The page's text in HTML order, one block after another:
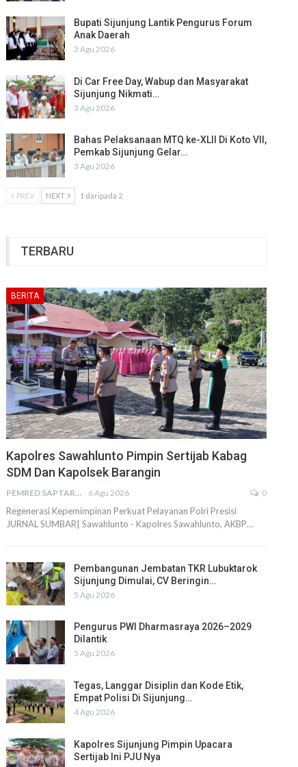
Bupati Sijunjung Lantik Pengurus Forum
Anak Daerah
3 Agu 2026
Di Car Free Day, Wabup dan Masyarakat
Sijunjung Nikmati…
3 Agu 2026
Bahas Pelaksanaan MTQ ke-XLII Di Koto VII,
Pemkab Sijunjung Gelar…
3 Agu 2026
PREV NEXT 1 daripada 2
TERBARU
BERITA
Kapolres Sawahlunto Pimpin Sertijab Kabag
SDM Dan Kapolsek Barangin
PEMRED SAPTARIUS 6 Agu 2026 0
Regenerasi Kepemimpinan Perkuat Pelayanan Polri Presisi
JURNAL SUMBAR| Sawahlunto - Kapolres Sawahlunto, AKBP…
Pembangunan Jembatan TKR Lubuktarok
Sijunjung Dimulai, CV Beringin…
5 Agu 2026
Pengurus PWI Dharmasraya 2026–2029
Dilantik
5 Agu 2026
Tegas, Langgar Disiplin dan Kode Etik,
Empat Polisi Di Sijunjung…
4 Agu 2026
Kapolres Sijunjung Pimpin Upacara
Sertijab Ini PJU Nya